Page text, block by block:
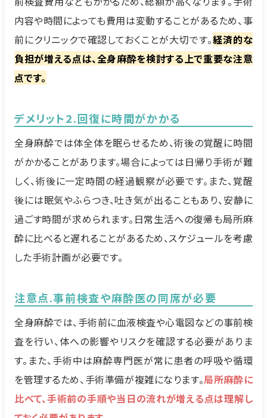
内容や時間によっても費用は変動することがあるため、事
前にクリニックで確認しておくことが大切です。経済的な
負担が増える点は、全身麻酔を検討する上で重要な注意
点です。
デメリット2.回復に時間がかかる
全身麻酔では体全体を眠らせるため、術後の覚醒に時間
がかかることがあります。場合によっては日帰り手術が難
しく、術後に一定時間の経過観察が必要です。また、覚醒
後には眠気やふらつき、吐き気が出ることもあり、安静に
過ごす時間が求められます。日常生活への復帰も局所麻
酔に比べると遅れることがあるため、スケジュールを考慮
した手術計画が必要です。
注意点.事前検査や麻酔医の同席が必要
全身麻酔では、手術前に血液検査や心電図などの事前検
査を行い、体への影響やリスクを確認する必要がありま
す。また、手術中は麻酔専門医が常に患者の呼吸や循環
を管理するため、手術準備が複雑になります。局所麻酔に
比べて、手術前の手順や当日の流れが増える点は理解し